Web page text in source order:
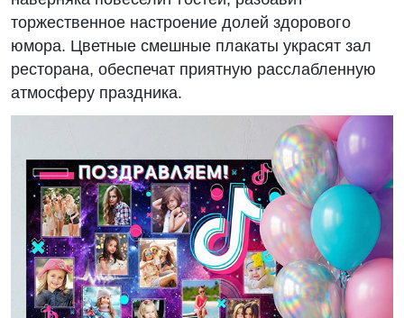
торжественное настроение долей здорового
юмора. Цветные смешные плакаты украсят зал
ресторана, обеспечат приятную расслабленную
атмосферу праздника.